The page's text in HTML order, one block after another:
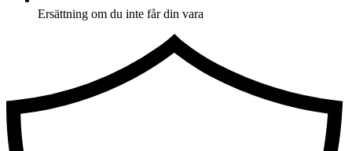
Ersättning om du inte får din vara